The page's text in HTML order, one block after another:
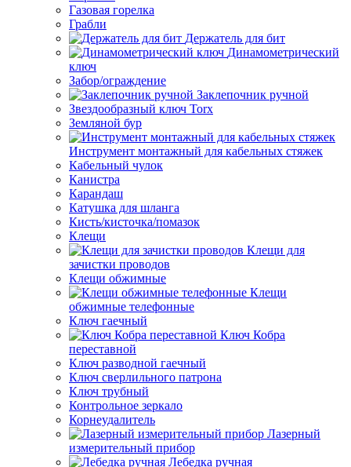
Газовая горелка
Грабли
Держатель для бит
Динамометрический
ключ
Забор/ограждение
Заклепочник ручной
Звездообразный ключ Torx
Земляной бур
Инструмент монтажный для кабельных стяжек
Кабельный чулок
Канистра
Карандаш
Катушка для шланга
Кисть/кисточка/помазок
Клещи
Клещи для
зачистки проводов
Клещи обжимные
Клещи
обжимные телефонные
Ключ гаечный
Ключ Кобра
переставной
Ключ разводной гаечный
Ключ сверлильного патрона
Ключ трубный
Контрольное зеркало
Корнеудалитель
Лазерный
измерительный прибор
Лебедка ручная